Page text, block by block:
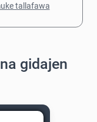
tallafawa
gidajen